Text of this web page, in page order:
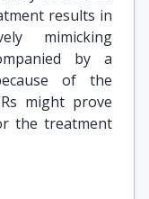
results in
mimicking
by a
of the
might prove
the treatment